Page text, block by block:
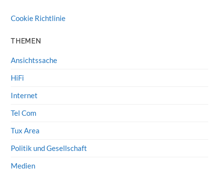
Cookie Richtlinie
THEMEN
Ansichtssache
HiFi
Internet
Tel Com
Tux Area
Politik und Gesellschaft
Medien